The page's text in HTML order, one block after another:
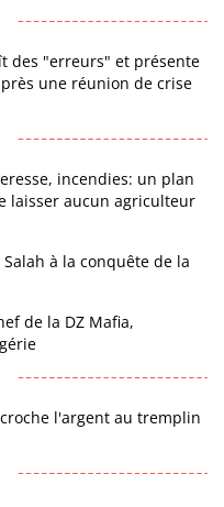
des "erreurs" et présente
une réunion de crise
incendies: un plan
laisser aucun agriculteur
à la conquête de la
de la DZ Mafia,
l'argent au tremplin